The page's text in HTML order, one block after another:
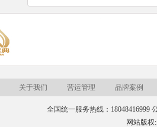
关于我们 营运管理 品牌案例
全国统一服务热线：18048416999
网站版